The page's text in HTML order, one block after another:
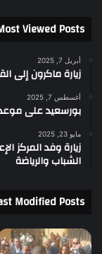
Viewed Posts
أبريل 7, 2025
زيارة ماكرون إلى
أغسطس 7, 2025
بورسعيد على موعد
مايو 23, 2025
زيارة وفد المركز
الشباب والرياضة
Modified Posts